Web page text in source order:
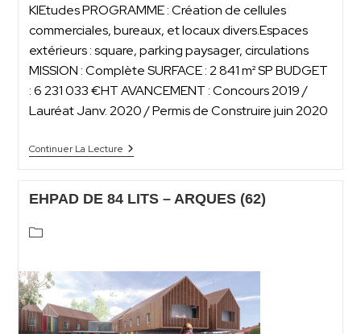
KIEtudes PROGRAMME : Création de cellules
commerciales, bureaux, et locaux divers.Espaces
extérieurs : square, parking paysager, circulations
MISSION : Complète SURFACE : 2 841 m² SP BUDGET
: 6 231 033 €HT AVANCEMENT : Concours 2019 /
Lauréat Janv. 2020 / Permis de Construire juin 2020
Continuer La Lecture
EHPAD DE 84 LITS – ARQUES (62)